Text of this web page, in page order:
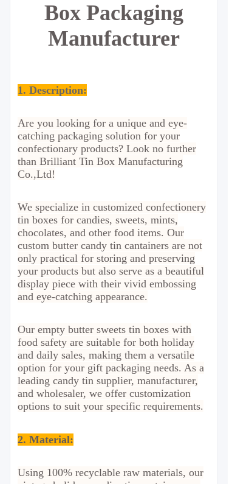
Box Packaging
Manufacturer
1. Description:
Are you looking for a unique and eye-
catching packaging solution for your
confectionary products? Look no further
than Brilliant Tin Box Manufacturing
Co.,Ltd!
We specialize in customized confectionery
tin boxes for candies, sweets, mints,
chocolates, and other food items. Our
custom butter candy tin cantainers are not
only practical for storing and preserving
your products but also serve as a beautiful
display piece with their vivid embossing
and eye-catching appearance.
Our empty butter sweets tin boxes with
food safety are suitable for both holiday
and daily sales, making them a versatile
option for your gift packaging needs. As a
leading candy tin supplier, manufacturer,
and wholesaler, we offer customization
options to suit your specific requirements.
2. Material:
Using 100% recyclable raw materials, our